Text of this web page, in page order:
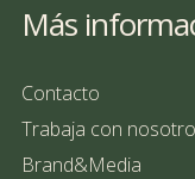
Más
Contacto
Trabaja con
Brand&Media